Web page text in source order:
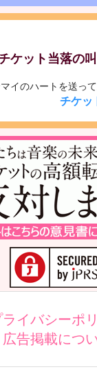
ケット当落の
イのハートを送っ
チケッ
イバシーポ
広告掲載につ